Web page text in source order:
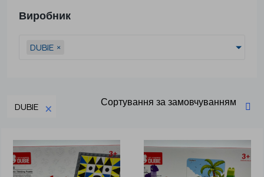
Виробник
DUBIE ×
DUBIE ×